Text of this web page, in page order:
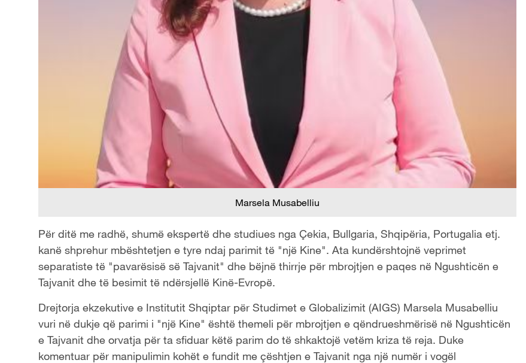
Marsela Musabelliu
Për ditë me radhë, shumë ekspertë dhe studiues nga Çekia, Bullgaria, Shqipëria, Portugalia etj.
kanë shprehur mbështetjen e tyre ndaj parimit të "një Kine". Ata kundërshtojnë veprimet
separatiste të "pavarësisë së Tajvanit" dhe bëjnë thirrje për mbrojtjen e paqes në Ngushticën e
Tajvanit dhe të besimit të ndërsjellë Kinë-Evropë.
Drejtorja ekzekutive e Institutit Shqiptar për Studimet e Globalizimit (AIGS) Marsela Musabelliu
vuri në dukje që parimi i "një Kine" është themeli për mbrojtjen e qëndrueshmërisë në Ngushticën
e Tajvanit dhe orvatja për ta sfiduar këtë parim do të shkaktojë vetëm kriza të reja. Duke
komentuar për manipulimin kohët e fundit me çështjen e Tajvanit nga një numër i vogël